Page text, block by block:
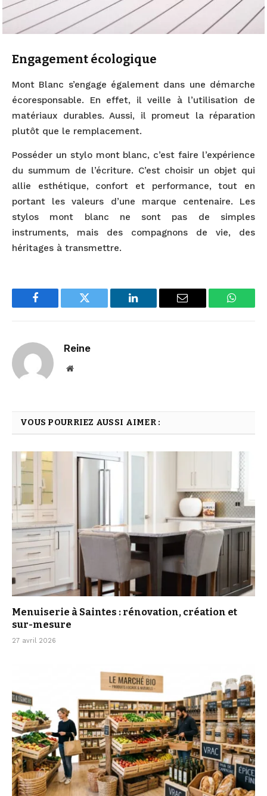
Engagement écologique
Mont Blanc s’engage également dans une démarche
écoresponsable. En effet, il veille à l’utilisation de
matériaux durables. Aussi, il promeut la réparation
plutôt que le remplacement.
Posséder un stylo mont blanc, c’est faire l’expérience
du summum de l’écriture. C’est choisir un objet qui
allie esthétique, confort et performance, tout en
portant les valeurs d’une marque centenaire. Les
stylos mont blanc ne sont pas de simples
instruments, mais des compagnons de vie, des
héritages à transmettre.
Facebook Twitter LinkedIn Email
Reine
Website
VOUS POURRIEZ AUSSI AIMER :
Menuiserie à Saintes : rénovation, création et
sur-mesure
27 avril 2026